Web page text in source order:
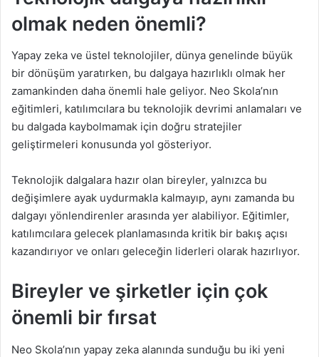
olmak neden önemli?
Yapay zeka ve üstel teknolojiler, dünya genelinde büyük
bir dönüşüm yaratırken, bu dalgaya hazırlıklı olmak her
zamankinden daha önemli hale geliyor. Neo Skola’nın
eğitimleri, katılımcılara bu teknolojik devrimi anlamaları ve
bu dalgada kaybolmamak için doğru stratejiler
geliştirmeleri konusunda yol gösteriyor.
Teknolojik dalgalara hazır olan bireyler, yalnızca bu
değişimlere ayak uydurmakla kalmayıp, aynı zamanda bu
dalgayı yönlendirenler arasında yer alabiliyor. Eğitimler,
katılımcılara gelecek planlamasında kritik bir bakış açısı
kazandırıyor ve onları geleceğin liderleri olarak hazırlıyor.
Bireyler ve şirketler için çok
önemli bir fırsat
Neo Skola’nın yapay zeka alanında sunduğu bu iki yeni